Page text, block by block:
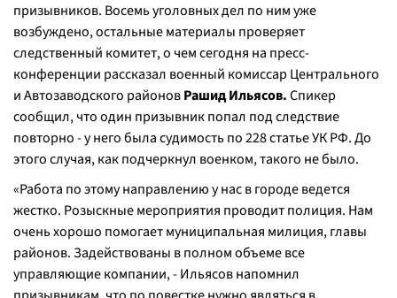
призывников. Восемь уголовных дел по ним уже
возбуждено, остальные материалы проверяет
следственный комитет, о чем сегодня на пресс-
конференции рассказал военный комиссар Центрального
и Автозаводского районовРашид Ильясов.Спикер
сообщил, что один призывник попал под следствие
повторно - у него была судимость по 228 статье УК РФ. До
этого случая, как подчеркнул военком, такого не было.
«Работа по этому направлению у нас в городе ведется
жестко. Розыскные мероприятия проводит полиция. Нам
очень хорошо помогает муниципальная милиция, главы
районов. Задействованы в полном объеме все
управляющие компании,- Ильясов напомнил